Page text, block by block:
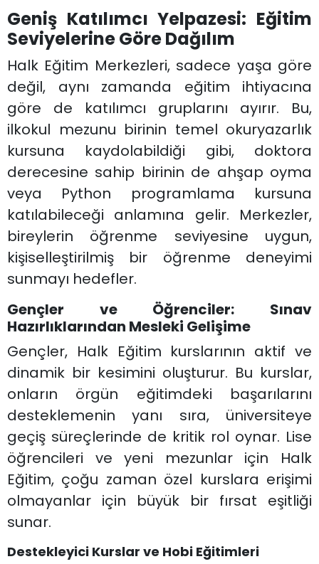
Geniş Katılımcı Yelpazesi: Eğitim
Seviyelerine Göre Dağılım
Halk Eğitim Merkezleri, sadece yaşa göre
değil, aynı zamanda eğitim ihtiyacına
göre de katılımcı gruplarını ayırır. Bu,
ilkokul mezunu birinin temel okuryazarlık
kursuna kaydolabildiği gibi, doktora
derecesine sahip birinin de ahşap oyma
veya Python programlama kursuna
katılabileceği anlamına gelir. Merkezler,
bireylerin öğrenme seviyesine uygun,
kişiselleştirilmiş bir öğrenme deneyimi
sunmayı hedefler.
Gençler ve Öğrenciler: Sınav
Hazırlıklarından Mesleki Gelişime
Gençler, Halk Eğitim kurslarının aktif ve
dinamik bir kesimini oluşturur. Bu kurslar,
onların örgün eğitimdeki başarılarını
desteklemenin yanı sıra, üniversiteye
geçiş süreçlerinde de kritik rol oynar. Lise
öğrencileri ve yeni mezunlar için Halk
Eğitim, çoğu zaman özel kurslara erişimi
olmayanlar için büyük bir fırsat eşitliği
sunar.
Destekleyici Kurslar ve Hobi Eğitimleri